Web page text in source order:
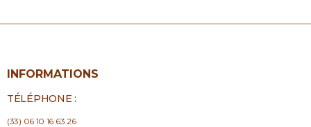
INFORMATIONS
TÉLÉPHONE :
(33) 06 10 16 63 26